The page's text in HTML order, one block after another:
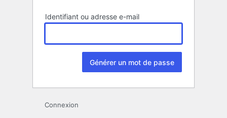
Identifiant ou adresse e-mail
Connexion